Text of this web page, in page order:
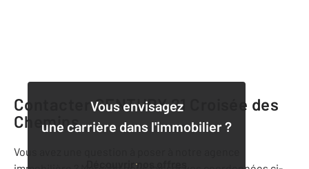
Vous envisagez
une carrière dans l'immobilier ?
Découvrir nos offres
Contacter CENTURY 21 Croisée des
Chemins
Vous avez une question à poser à notre agence